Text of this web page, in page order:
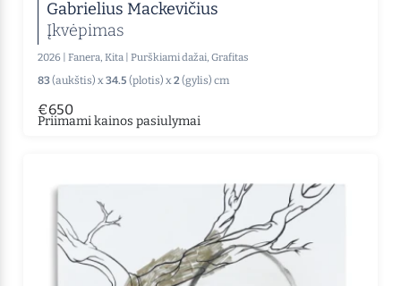
Gabrielius Mackevičius
Įkvėpimas
2026 Fanera, Kita Purškiami dažai, Grafitas
83(aukštis) x34.5 (plotis) x2(gylis) cm
€650
Priimami kainos pasiulymai